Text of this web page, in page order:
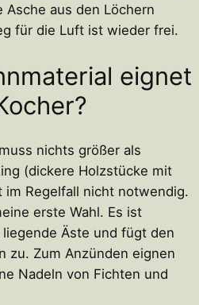
aus den Löchern
für die Luft ist wieder frei.
eignet
nichts größer als
(dickere Holzstücke mit
Regelfall nicht notwendig.
erste Wahl. Es ist
Äste und fügt den
zu. Zum Anzünden eignen
Nadeln von Fichten und